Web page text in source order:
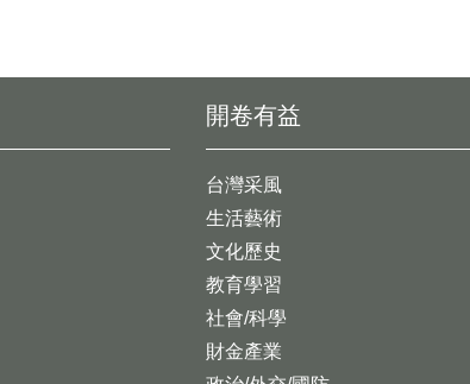
開卷有益
台灣采風
生活藝術
文化歷史
教育學習
社會/科學
財金產業